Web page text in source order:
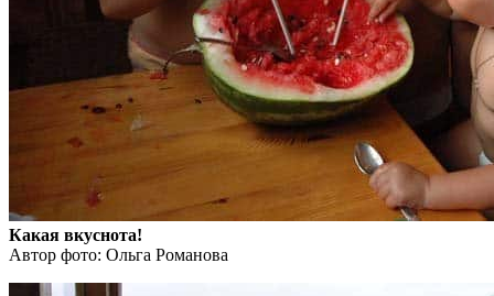
Какая вкуснота!
Автор фото: Ольга Романова